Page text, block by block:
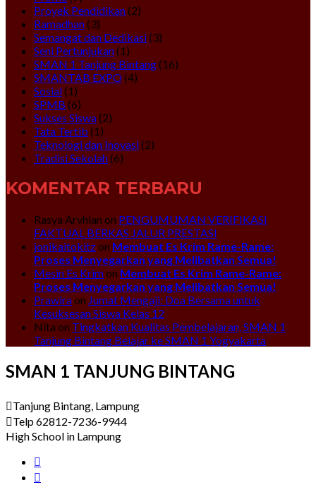
Proyek Pendidikan(2)
Ramadhan(3)
Semangat dan Dedikasi(3)
Seni Pertunjukan(1)
SMAN 1 Tanjung Bintang(16)
SMANTAB EXPO(4)
Sosial(1)
SPMB (6)
Sukses Siswa(2)
Tata Tertib (1)
Teknologi dan Inovasi(2)
Tradisi Sekolah(6)
KOMENTAR TERBARU
Rasya Arvhian on PENGUMUMAN VERIFIKASI
FAKTUAL BERKAS JALUR PRESTASI
jonikaitokitzon Membuat Es Krim Rame-Rame:
Proses Menyegarkan yang Melibatkan Semua!
Mesin Es Krimon Membuat Es Krim Rame-Rame:
Proses Menyegarkan yang Melibatkan Semua!
Prawiraon Jumat Mengaji: Doa Bersama untuk
Kesuksesan Siswa Kelas 12
Nita on Tingkatkan Kualitas Pembelajaran, SMAN 1
Tanjung Bintang Belajar ke SMAN 1 Yogyakarta
SMAN 1 TANJUNG BINTANG
Tanjung Bintang, Lampung
Telp 62812-7236-9944
High School in Lampung